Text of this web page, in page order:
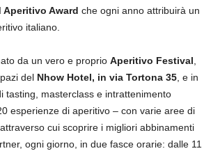
Aperitivo Award che ogni anno attribuirà un
italiano.
da un vero e proprio Aperitivo Festival
del Nhow Hotel, in via Tortona 35, e in
tasting, masterclass e intrattenimento
esperienze di aperitivo – con varie aree di
cui scoprire i migliori abbinamenti
ogni giorno, in due fasce orarie: dalle 11